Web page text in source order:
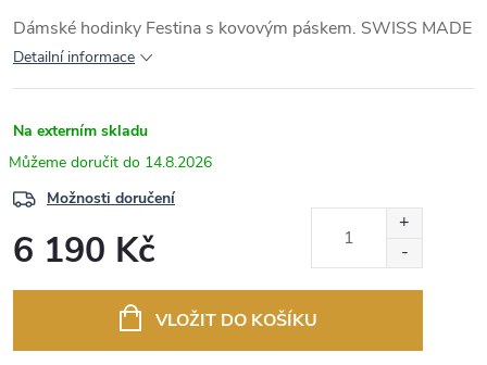
Dámské hodinky Festina s kovovým páskem. SWISS MADE
Detailní informace
Na externím skladu
14.8.2026
Možnosti doručení
6 190 Kč
VLOŽIT DO KOŠÍKU